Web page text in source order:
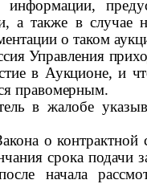
информации,
а также в случае
о таком
Управления
в Аукционе, и
правомерным.
в жалобе
о
срока подачи
начала